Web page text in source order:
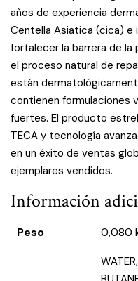
años de experiencia
Centella Asiatica (cica) e
fortalecer la barrera de la
el proceso natural de
están
contienen formulaciones
fuertes. El producto
TECA y tecnología
en un éxito de ventas
ejemplares vendidos.
Información
Peso 0,080